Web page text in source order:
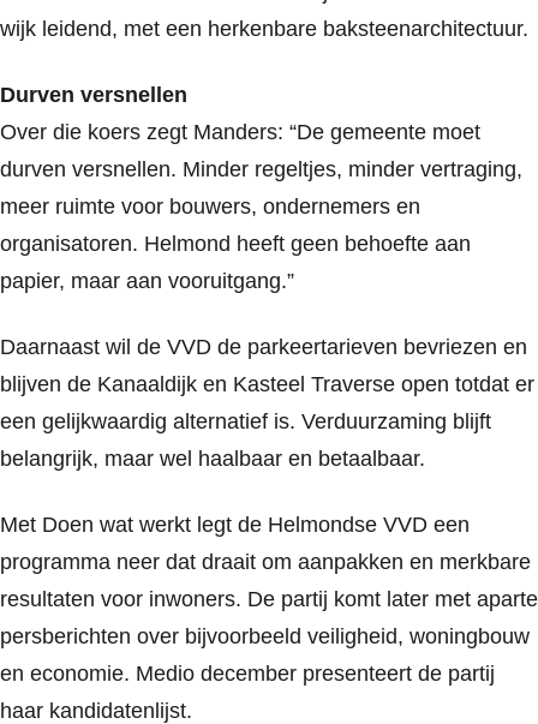
wijk leidend, met een herkenbare baksteenarchitectuur.
Durven versnellen
Over die koers zegt Manders: “De gemeente moet
durven versnellen. Minder regeltjes, minder vertraging,
meer ruimte voor bouwers, ondernemers en
organisatoren. Helmond heeft geen behoefte aan
papier, maar aan vooruitgang.”
Daarnaast wil de VVD de parkeertarieven bevriezen en
blijven de Kanaaldijk en Kasteel Traverse open totdat er
een gelijkwaardig alternatief is. Verduurzaming blijft
belangrijk, maar wel haalbaar en betaalbaar.
Met Doen wat werkt legt de Helmondse VVD een
programma neer dat draait om aanpakken en merkbare
resultaten voor inwoners. De partij komt later met aparte
persberichten over bijvoorbeeld veiligheid, woningbouw
en economie. Medio december presenteert de partij
haar kandidatenlijst.